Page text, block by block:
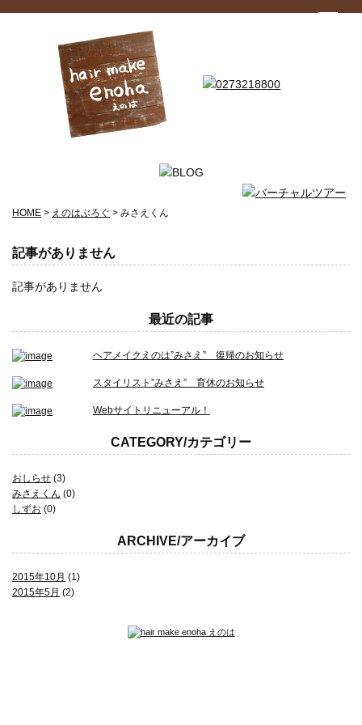
HOME > えのはぶろぐ > みさえくん
記事がありません
記事がありません
最近の記事
ヘアメイクえのは”みさえ” 復帰のお知らせ
スタイリスト”みさえ” 育休のお知らせ
Webサイトリニューアル！
CATEGORY/カテゴリー
おしらせ (3)
みさえくん (0)
しずお (0)
ARCHIVE/アーカイブ
2015年10月 (1)
2015年5月 (2)